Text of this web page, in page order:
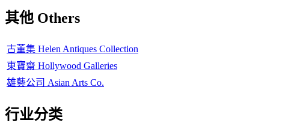
其他 Others
古董集 Helen Antiques Collection
東寶齋 Hollywood Galleries
雄藝公司 Asian Arts Co.
行业分类